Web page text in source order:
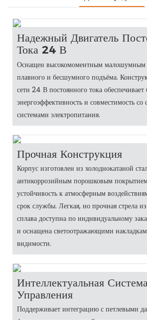
Надежный Двигатель
Тока 24 В
Оснащен высокомоментным малошумным
плавного и бесшумного подъёма.
сети 24 В постоянного тока обеспечивает
энергоэффективность и совместимость со
системами электропитания.
Прочная Конструкция
Корпус изготовлен из холоднокатаной
антикоррозийным порошковым
устойчивость к атмосферным
срок службы. Легкая, но прочная стрела
сплава доступна по индивидуальному
и оснащена светоотражающими
видимости.
Интеллектуальная
Управления
Поддерживает интеграцию с петлевыми